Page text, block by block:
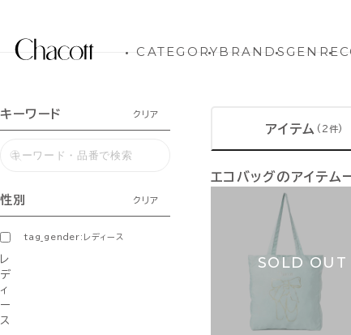
CATEGORYBRANDSGENRE
キーワード クリア
性別 クリア
tag_gender:レディース
レ
デ
ィ
ー
ス
アイテム (2件)
エコバッグのアイテム
SOLD OUT